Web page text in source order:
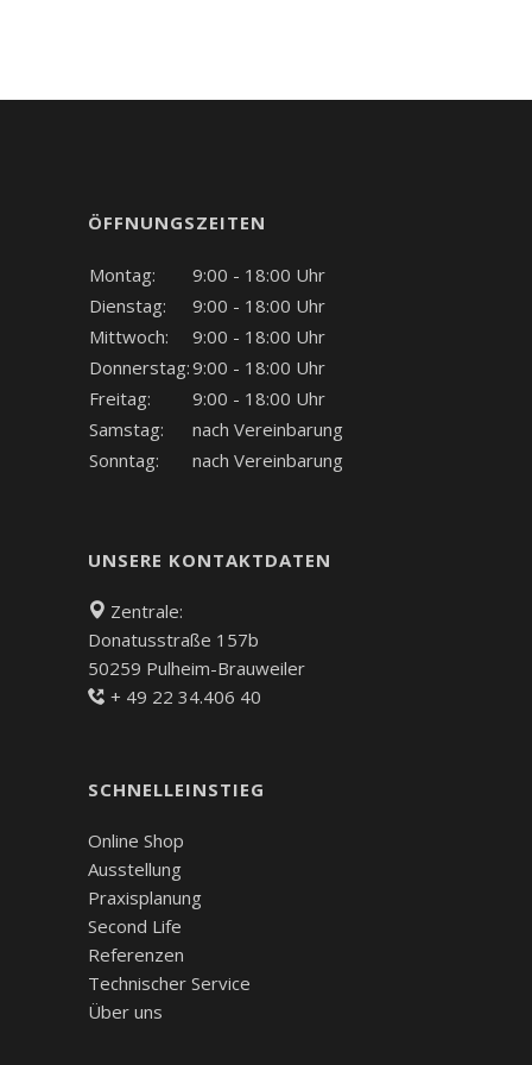
ÖFFNUNGSZEITEN
Montag:
9:00 - 18:00 Uhr
Dienstag:
9:00 - 18:00 Uhr
Mittwoch:
9:00 - 18:00 Uhr
Donnerstag:9:00 - 18:00 Uhr
Freitag:
9:00 - 18:00 Uhr
Samstag:
nach Vereinbarung
Sonntag:
nach Vereinbarung
UNSERE KONTAKTDATEN
Zentrale:
Donatusstraße 157b
50259 Pulheim-Brauweiler
+ 49 22 34.406 40
SCHNELLEINSTIEG
Online Shop
Ausstellung
Praxisplanung
Second Life
Referenzen
Technischer Service
Über uns